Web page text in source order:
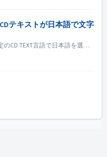
テキストが日本語で文字
新規編集のオーディオCD設定のCD TEXT言語で日本語を選択する。 Windows の Unicode以外の設定が日本語の場合、地域設定を開き、オプション「ベータ」をチェックします： "世界中の言語サポートにUnicode UTF-8を使用する "をチェックしてください。